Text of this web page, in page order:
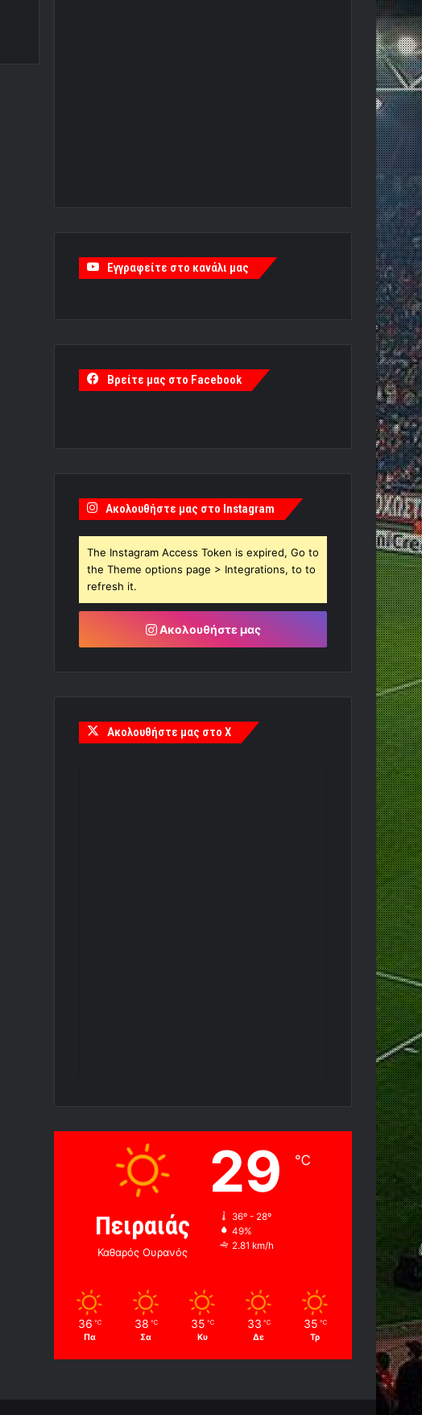
Εγγραφείτε στο κανάλι μας
Βρείτε μας στο Facebook
Ακολουθήστε μας στο Instagram
The Instagram Access Token is expired, Go to
the Theme options page > Integrations, to to
refresh it.
Ακολουθήστε μας
Ακολουθήστε μας στο X
Πειραιάς
Καθαρός Ουρανός
29 ℃
36º - 28º
49%
2.81 km/h
36 ℃
Πα
38 ℃
Σα
35 ℃
Κυ
33 ℃
Δε
35 ℃
Τρ